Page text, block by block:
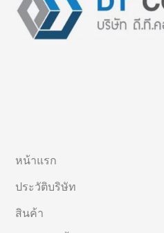
หน้าแรก
ประวัติบริษัท
สินค้า